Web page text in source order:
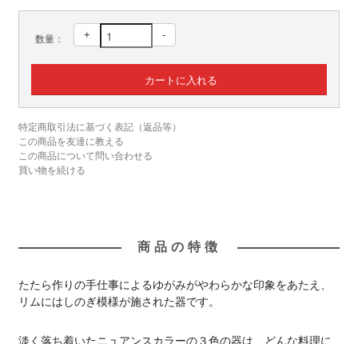
数量： + -
特定商取引法に基づく表記（返品等）
この商品を友達に教える
この商品について問い合わせる
買い物を続ける
商品の特徴
たたら作りの手仕事によるゆがみがやわらかな印象をあたえ、
リムにはしのぎ模様が施された器です。
淡く落ち着いたニュアンスカラーの３色の器は、どんな料理に